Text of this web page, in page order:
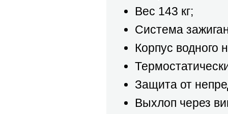
Вес 143 кг;
Система
Корпус водного
Защита от
Выхлоп через